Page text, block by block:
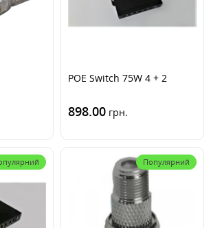
POE Switch 75W 4 + 2
898.00 грн.
Популярний